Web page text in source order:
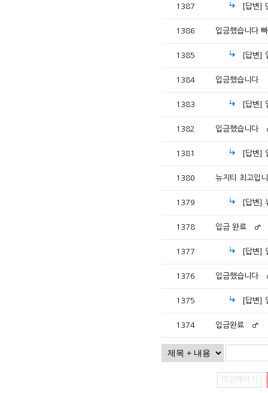
1387 [답변]
1386 입금했습니다
1385 [답변]
1384 입금했습니다
1383 [답변]
1382 입금했습니다
1381 [답변]
1380 뉴지티 최고입
1379 [답변]
1378 입금 완료
1377 [답변]
1376 입금했습니다
1375 [답변]
1374 입금완료
이전페이지